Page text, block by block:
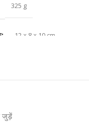
325 g
12 × 8 × 10 cm
जुड़ें